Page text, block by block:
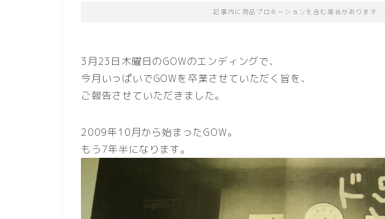
記事内に商品プロモーションを含む場合があります
3月23日木曜日のGOWのエンディングで、
今月いっぱいでGOWを卒業させていただく旨を、
ご報告させていただきました。
2009年10月から始まったGOW。
もう7年半になります。